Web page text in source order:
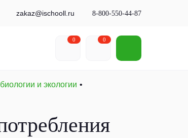
zakaz@ischooll.ru 8-800-550-44-87
0 0
и экологии